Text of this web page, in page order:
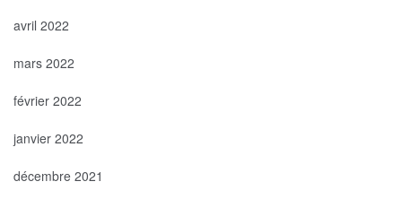
avril 2022
mars 2022
février 2022
janvier 2022
décembre 2021